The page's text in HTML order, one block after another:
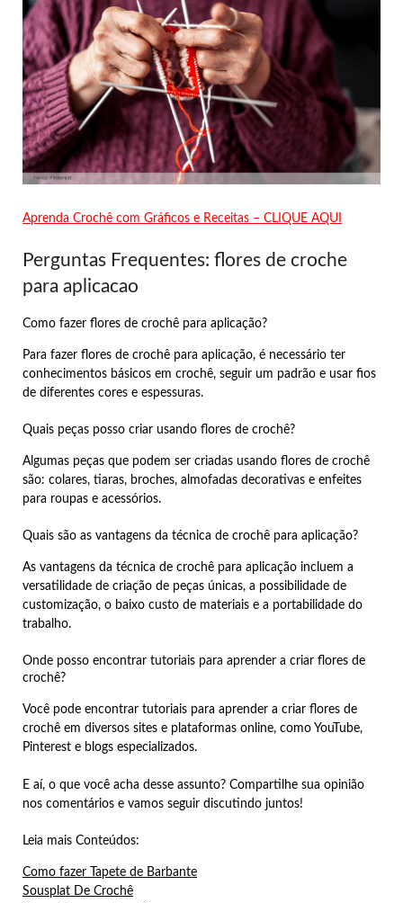
Aprenda Crochê com Gráficos e Receitas – CLIQUE AQUI
Perguntas Frequentes: flores de croche
para aplicacao
Como fazer flores de crochê para aplicação?
Para fazer flores de crochê para aplicação, é necessário ter
conhecimentos básicos em crochê, seguir um padrão e usar fios
de diferentes cores e espessuras.
Quais peças posso criar usando flores de crochê?
Algumas peças que podem ser criadas usando flores de crochê
são: colares, tiaras, broches, almofadas decorativas e enfeites
para roupas e acessórios.
Quais são as vantagens da técnica de crochê para aplicação?
As vantagens da técnica de crochê para aplicação incluem a
versatilidade de criação de peças únicas, a possibilidade de
customização, o baixo custo de materiais e a portabilidade do
trabalho.
Onde posso encontrar tutoriais para aprender a criar flores de
crochê?
Você pode encontrar tutoriais para aprender a criar flores de
crochê em diversos sites e plataformas online, como YouTube,
Pinterest e blogs especializados.
E aí, o que você acha desse assunto? Compartilhe sua opinião
nos comentários e vamos seguir discutindo juntos!
Leia mais Conteúdos:
Como fazer Tapete de Barbante
Sousplat De Crochê